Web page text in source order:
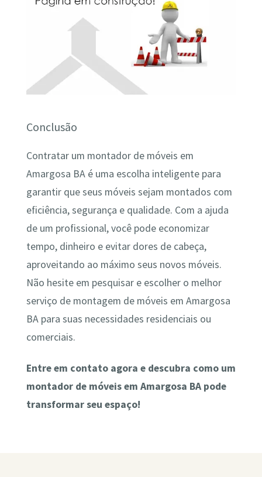
Conclusão
Contratar um montador de móveis em
Amargosa BA é uma escolha inteligente para
garantir que seus móveis sejam montados com
eficiência, segurança e qualidade. Com a ajuda
de um profissional, você pode economizar
tempo, dinheiro e evitar dores de cabeça,
aproveitando ao máximo seus novos móveis.
Não hesite em pesquisar e escolher o melhor
serviço de montagem de móveis em Amargosa
BA para suas necessidades residenciais ou
comerciais.
Entre em contato agora e descubra como um
montador de móveis em Amargosa BA pode
transformar seu espaço!